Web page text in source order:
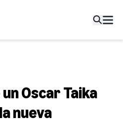
Oscar Taika
nueva